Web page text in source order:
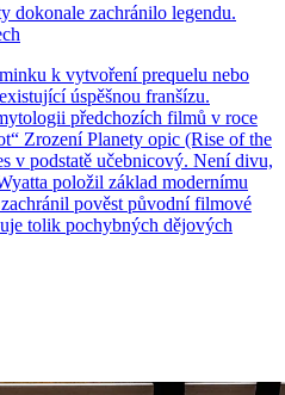
dokonale zachránilo legendu.
k vytvoření prequelu nebo
úspěšnou franšízu.
předchozích filmů v roce
Zrození Planety opic (Rise of the
v podstatě učebnicový. Není divu,
položil základ modernímu
pověst původní filmové
tolik pochybných dějových